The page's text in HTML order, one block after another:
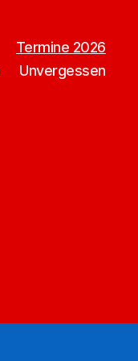
Termine 2026
Unvergessen